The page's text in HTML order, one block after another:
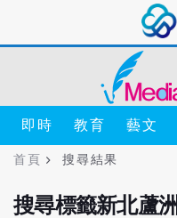
即時 教育 藝文
首頁 搜尋結果
搜尋標籤新北蘆洲